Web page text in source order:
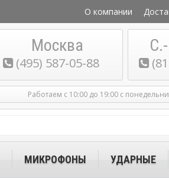
О компании
Москва
(495) 587-05-88
Работаем с 10:00 до 19:00 с
МИКРОФОНЫ УДАРНЫЕ